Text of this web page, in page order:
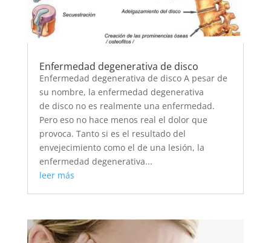
Enfermedad degenerativa de disco
Enfermedad degenerativa de disco A pesar de
su nombre, la enfermedad degenerativa
de disco no es realmente una enfermedad.
Pero eso no hace menos real el dolor que
provoca. Tanto si es el resultado del
envejecimiento como el de una lesión, la
enfermedad degenerativa...
leer más